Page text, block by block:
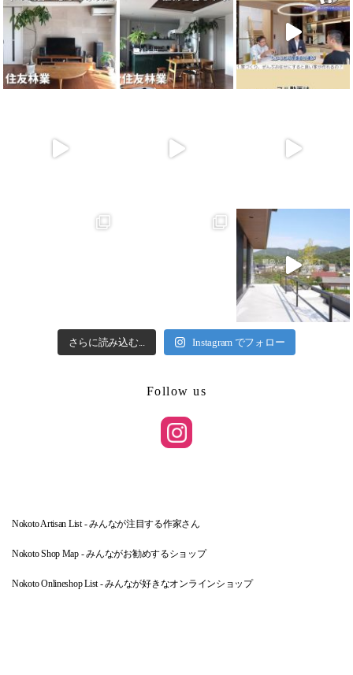
さらに読み込む... Instagram でフォロー
Follow us
Nokoto Artisan List - みんなが注目する作家さん
Nokoto Shop Map - みんながお勧めするショップ
Nokoto Onlineshop List - みんなが好きなオンラインショップ